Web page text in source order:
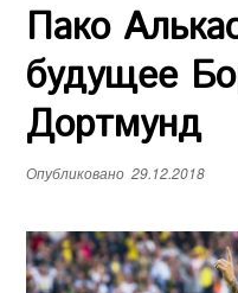
Пако
будущее
Дортмунд
Опубликовано 29.12.2018